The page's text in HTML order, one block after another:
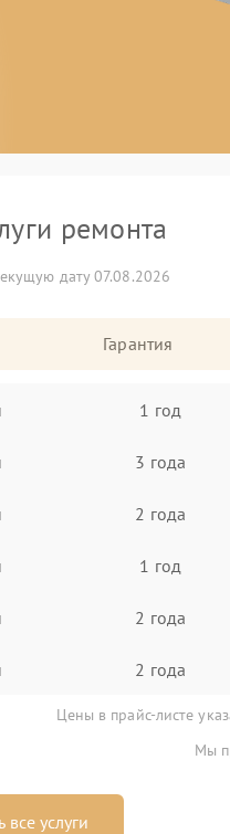
ремонта
дату 07.08.2026
Гарантия
1 год
3 года
2 года
1 год
2 года
2 года
Цены в прайс-листе
Мы
все услуги